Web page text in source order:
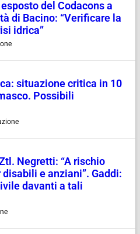
del Codacons a
di Bacino: “Verificare la
idrica”
situazione critica in 10
Possibili
Negretti: “A rischio
disabili e anziani”. Gaddi:
davanti a tali